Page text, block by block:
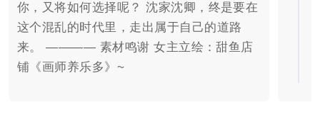
你，又将如何选择呢？ 沈家沈卿，终是要在
这个混乱的时代里，走出属于自己的道路
来。 ———— 素材鸣谢 女主立绘：甜鱼店
铺《画师养乐多》~